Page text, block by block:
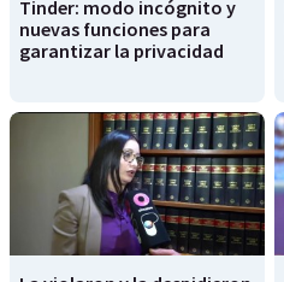
Tinder: modo incógnito y
nuevas funciones para
garantizar la privacidad